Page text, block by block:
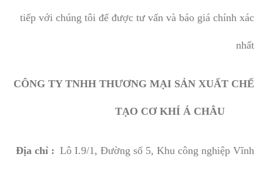
tiếp với chúng tôi để được tư vấn và báo giá chính xác
nhất
CÔNG TY TNHH THƯƠNG MẠI SẢN XUẤT CHẾ
TẠO CƠ KHÍ Á CHÂU
Địa chỉ : Lô I.9/1, Đường số 5, Khu công nghiệp Vĩnh